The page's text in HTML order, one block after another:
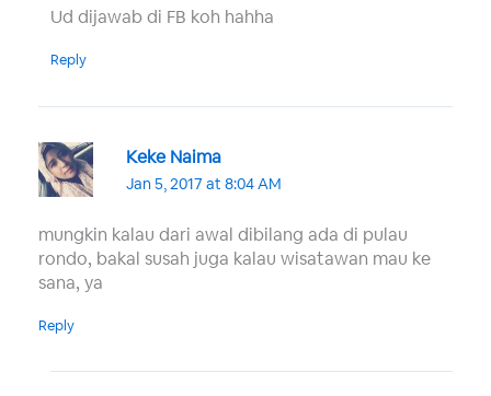
Ud dijawab di FB koh hahha
Reply
Keke Naima
Jan 5, 2017 at 8:04 AM
mungkin kalau dari awal dibilang ada di pulau
rondo, bakal susah juga kalau wisatawan mau ke
sana, ya
Reply